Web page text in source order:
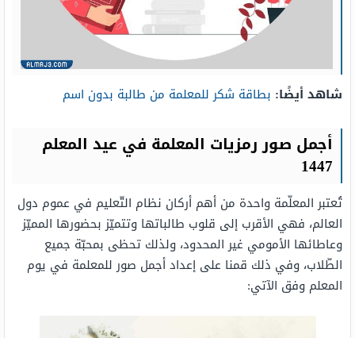
شاهد أيضًا: بطاقة شكر للمعلمة من طالبة بدون اسم
أجمل صور رمزيات المعلمة في عيد المعلم
1447
تُعتبر المعلّمة واحدة من أهم أركان نظام التّعليم في عموم دول
العالم، فهي الأقرب إلى قلوب طالباتها وتتميّز بحضورها المميّز
وعاطائها الأمومي غير المحدود، ولذلك تحظى بمحبّة جميع
الطّلاب، وفي ذلك قمنا على إعداد أجمل صور للمعلمة في يوم
المعلم وفق الآتي: